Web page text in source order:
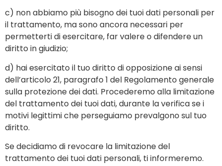
c) non abbiamo più bisogno dei tuoi dati personali per
il trattamento, ma sono ancora necessari per
permetterti di esercitare, far valere o difendere un
diritto in giudizio;
d) hai esercitato il tuo diritto di opposizione ai sensi
dell’articolo 21, paragrafo 1 del Regolamento generale
sulla protezione dei dati. Procederemo alla limitazione
del trattamento dei tuoi dati, durante la verifica se i
motivi legittimi che perseguiamo prevalgono sul tuo
diritto.
Se decidiamo di revocare la limitazione del
trattamento dei tuoi dati personali, ti informeremo.